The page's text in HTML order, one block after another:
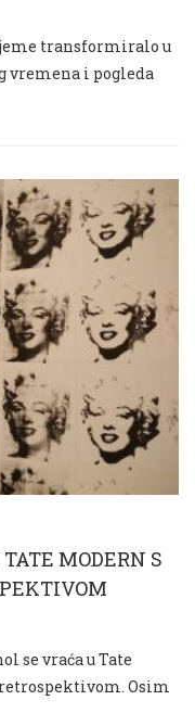
transformiralo u
vremena i pogleda
MODERN S
se vraća u Tate
Osim